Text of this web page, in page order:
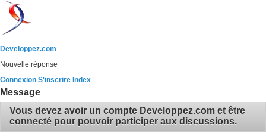
Developpez.com
Nouvelle réponse
Connexion S'inscrire Index
Message
Vous devez avoir un compte Developpez.com et être
connecté pour pouvoir participer aux discussions.